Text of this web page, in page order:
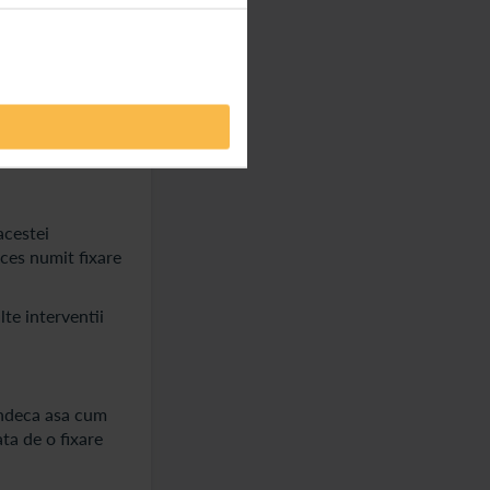
pentru
ore in timp
De
numit fixare
interventii
asa cum
de o fixare